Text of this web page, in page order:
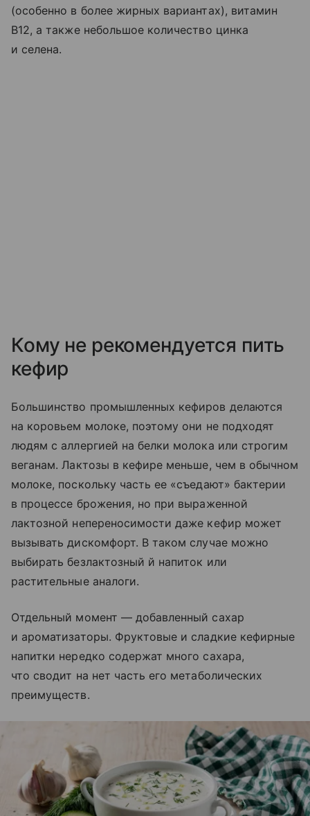
(особенно в более жирных вариантах), витамин
B12, а также небольшое количество цинка
и селена.
Кому не рекомендуется пить
кефир
Большинство промышленных кефиров делаются
на коровьем молоке, поэтому они не подходят
людям с аллергией на белки молока или строгим
веганам. Лактозы в кефире меньше, чем в обычном
молоке, поскольку часть ее «съедают» бактерии
в процессе брожения, но при выраженной
лактозной непереносимости даже кефир может
вызывать дискомфорт. В таком случае можно
выбирать безлактозный й напиток или
растительные аналоги.
Отдельный момент — добавленный сахар
и ароматизаторы. Фруктовые и сладкие кефирные
напитки нередко содержат много сахара,
что сводит на нет часть его метаболических
преимуществ.